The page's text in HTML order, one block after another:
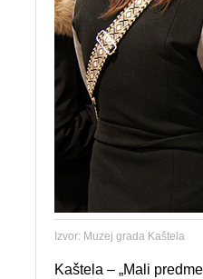
Izvor: Muzej grada Kaštela
Kaštela – „Mali